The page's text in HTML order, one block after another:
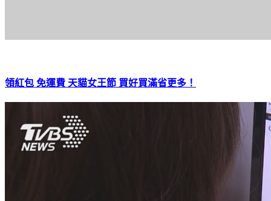
領紅包 免運費 天貓女王節 買好買滿省更多！